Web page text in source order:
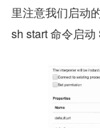
里注意我们启动
sh start 命令启动